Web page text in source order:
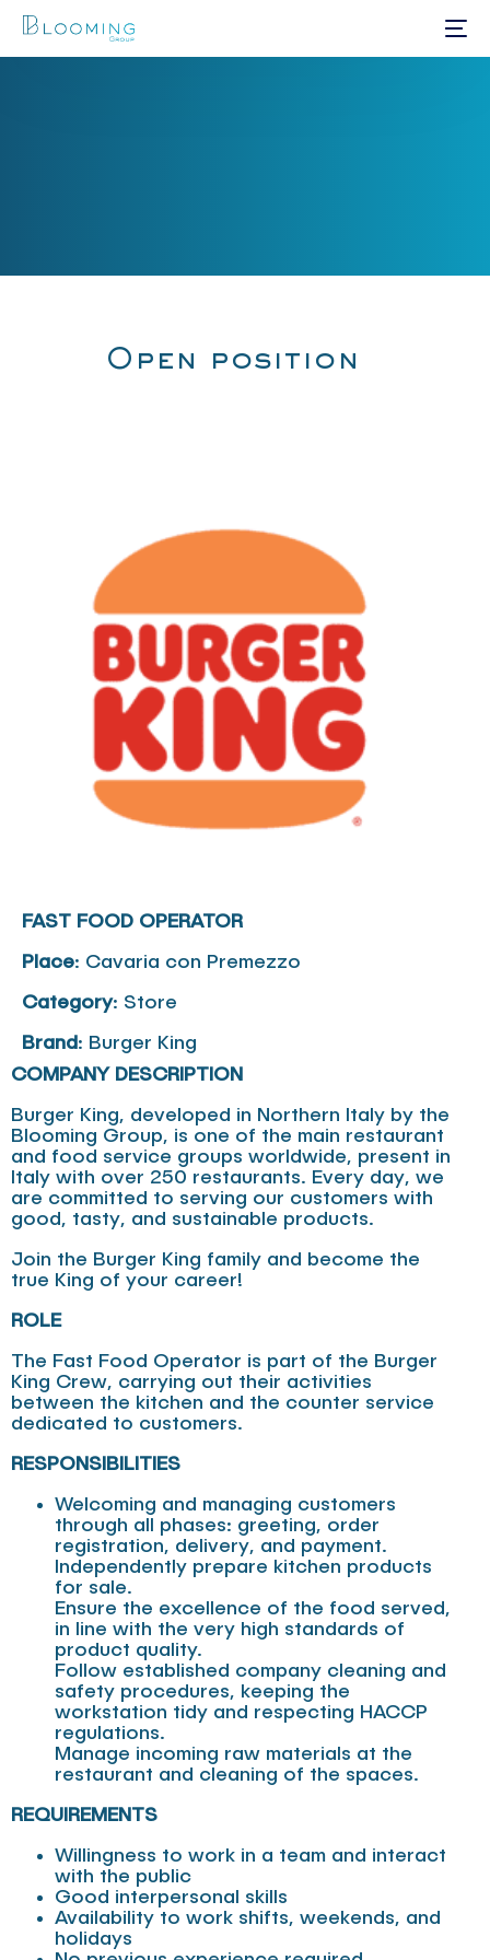
Open position
FAST FOOD OPERATOR
Place: Cavaria con Premezzo
Category: Store
Brand: Burger King
COMPANY DESCRIPTION
Burger King, developed in Northern Italy by the
Blooming Group, is one of the main restaurant
and food service groups worldwide, present in
Italy with over 250 restaurants. Every day, we
are committed to serving our customers with
good, tasty, and sustainable products.
Join the Burger King family and become the
true King of your career!
ROLE
The Fast Food Operator is part of the Burger
King Crew, carrying out their activities
between the kitchen and the counter service
dedicated to customers.
RESPONSIBILITIES
Welcoming and managing customers
through all phases: greeting, order
registration, delivery, and payment.
Independently prepare kitchen products
for sale.
Ensure the excellence of the food served,
in line with the very high standards of
product quality.
Follow established company cleaning and
safety procedures, keeping the
workstation tidy and respecting HACCP
regulations.
Manage incoming raw materials at the
restaurant and cleaning of the spaces.
REQUIREMENTS
Willingness to work in a team and interact
with the public
Good interpersonal skills
Availability to work shifts, weekends, and
holidays